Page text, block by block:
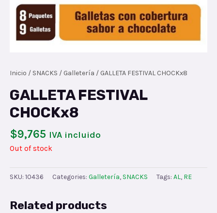
Inicio / SNACKS / Galletería / GALLETA FESTIVAL CHOCKx8
GALLETA FESTIVAL
CHOCKx8
$9,765 IVA incluido
Out of stock
SKU: 10436 Categories: Galletería, SNACKS Tags: AL, RE
Related products